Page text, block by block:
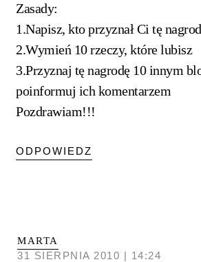
Zasady:
1.Napisz, kto przyznał Ci tę
2.Wymień 10 rzeczy, które lubisz
3.Przyznaj tę nagrodę 10 innym
poinformuj ich komentarzem
Pozdrawiam!!!
ODPOWIEDZ
MARTA
31 SIERPNIA 2010 | 14:24